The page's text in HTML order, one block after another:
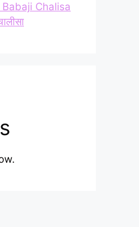
Chalisa